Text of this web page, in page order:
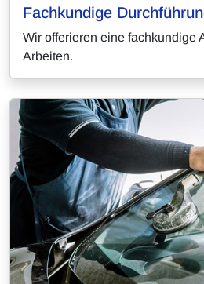
Fachkundige
Wir offerieren eine fachkundige
Arbeiten.